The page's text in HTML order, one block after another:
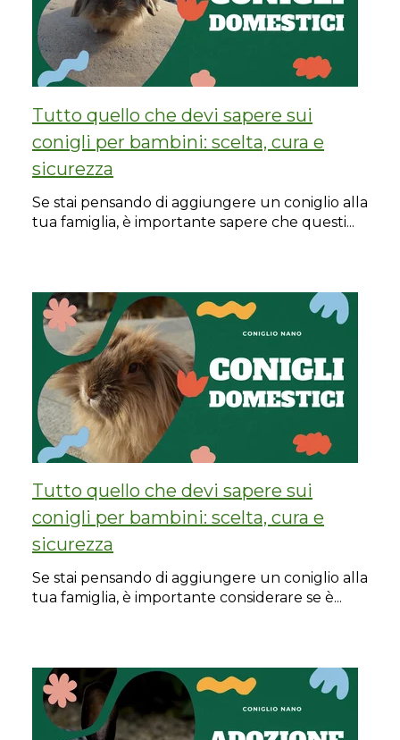
Tutto quello che devi sapere sui
conigli per bambini: scelta, cura e
sicurezza
Se stai pensando di aggiungere un coniglio alla
tua famiglia, è importante sapere che questi...
Tutto quello che devi sapere sui
conigli per bambini: scelta, cura e
sicurezza
Se stai pensando di aggiungere un coniglio alla
tua famiglia, è importante considerare se è...